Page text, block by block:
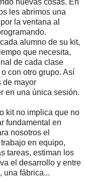
nuevas cosas. En
les abrimos una
la ventana al
alumno de su kit,
que necesita,
de cada clase
con otro grupo. Así
de mayor
en una única sesión.
kit no implica que no
fundamental en
nosotros el
en equipo,
tareas, estiman los
el desarrollo y entre
una fábrica...